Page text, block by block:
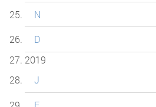
N
D
2019
J